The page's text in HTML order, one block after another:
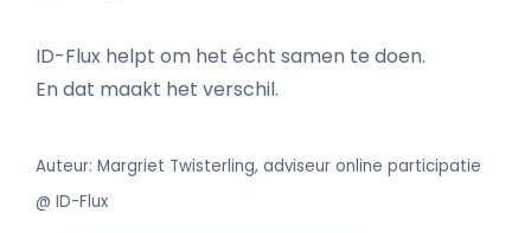
ID-Flux helpt om het écht samen te doen.
En dat maakt het verschil.
Auteur: Margriet Twisterling, adviseur online participatie
@ ID-Flux